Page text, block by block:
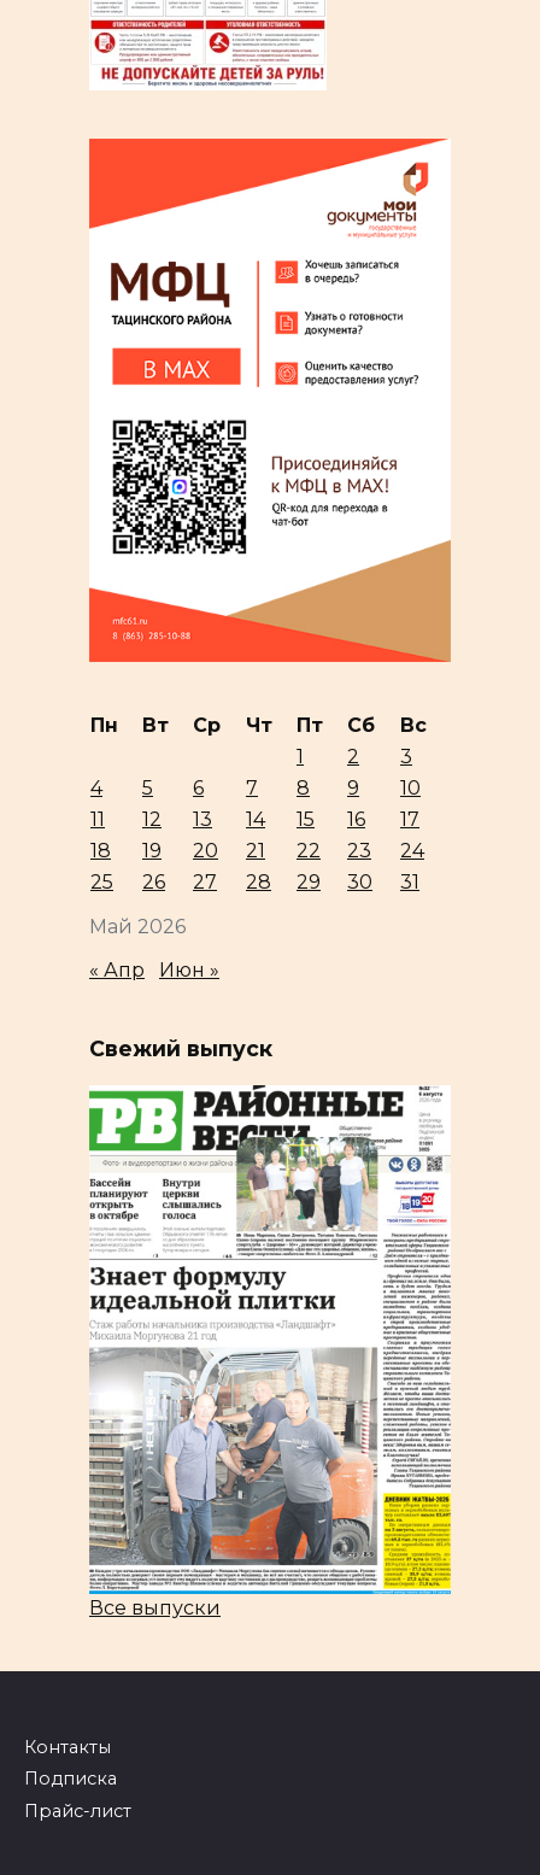
Май 2026
Пн Вт Ср Чт Пт Сб
Вс
1
2
3
4
5 6 7 8 9
10
11
12 13 14 15 16
17
18
19 20 21 22 23
24
25
26 27 28 29 30 31
« Апр Июн »
Свежий выпуск
Все выпуски
Контакты
Подписка
Прайс-лист